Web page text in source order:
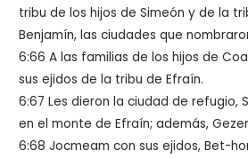
tribu de los hijos de Simeón y de la
Benjamín, las ciudades que
6:66 A las familias de los hijos de
sus ejidos de la tribu de Efraín.
6:67 Les dieron la ciudad de refugio,
en el monte de Efraín; además,
6:68 Jocmeam con sus ejidos, Bet-